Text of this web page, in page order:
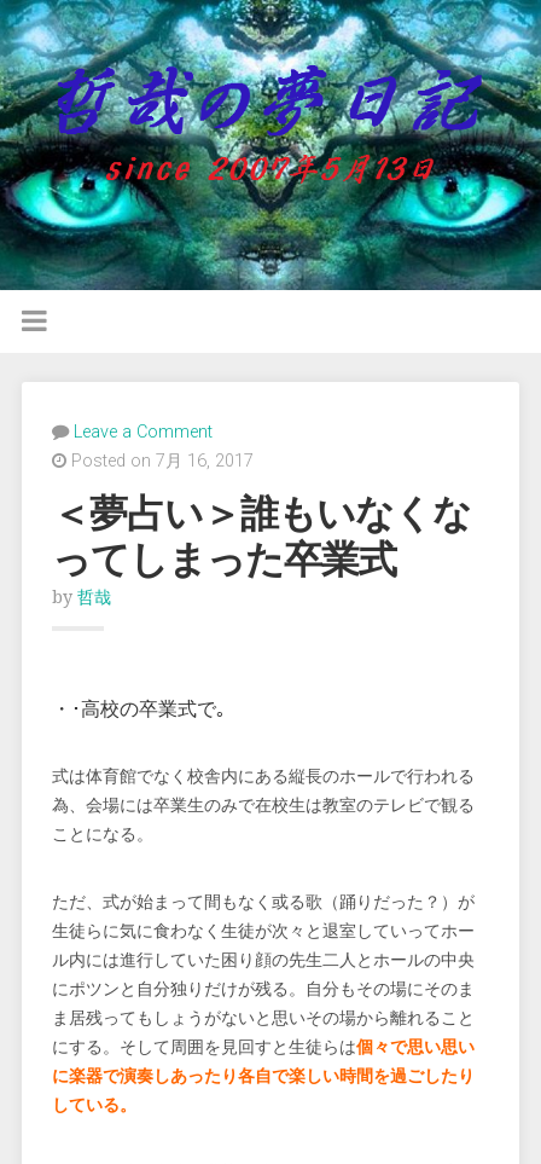
Leave a Comment
Posted on 7月 16, 2017
＜夢占い＞誰もいなくな
ってしまった卒業式
by 哲哉
・･高校の卒業式で｡
式は体育館でなく校舎内にある縦長のホールで行われる
為、会場には卒業生のみで在校生は教室のテレビで観る
ことになる。
ただ、式が始まって間もなく或る歌（踊りだった？）が
生徒らに気に食わなく生徒が次々と退室していってホー
ル内には進行していた困り顔の先生二人とホールの中央
にポツンと自分独りだけが残る。自分もその場にそのま
ま居残ってもしょうがないと思いその場から離れること
にする。そして周囲を見回すと生徒らは個々で思い思い
に楽器で演奏しあったり各自で楽しい時間を過ごしたり
している。